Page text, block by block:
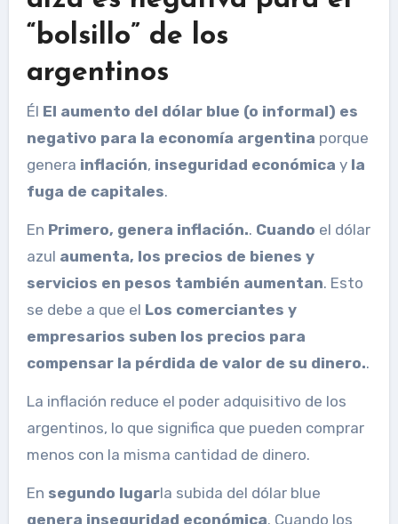
“bolsillo” de los
argentinos
Él El aumento del dólar blue (o informal) es
negativo para la economía argentina porque
genera inflación, inseguridad económica y la
fuga de capitales.
En Primero, genera inflación.. Cuando el dólar
azul aumenta, los precios de bienes y
servicios en pesos también aumentan. Esto
se debe a que el Los comerciantes y
empresarios suben los precios para
compensar la pérdida de valor de su dinero..
La inflación reduce el poder adquisitivo de los
argentinos, lo que significa que pueden comprar
menos con la misma cantidad de dinero.
En segundo lugarla subida del dólar blue
genera inseguridad económica. Cuando los